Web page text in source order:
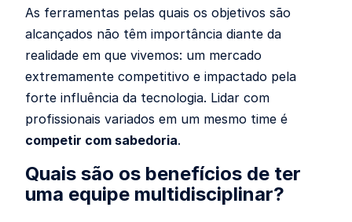
As ferramentas pelas quais os objetivos são
alcançados não têm importância diante da
realidade em que vivemos: um mercado
extremamente competitivo e impactado pela
forte influência da tecnologia. Lidar com
profissionais variados em um mesmo time é
competir com sabedoria.
Quais são os benefícios de ter
uma equipe multidisciplinar?